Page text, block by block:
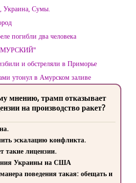
Украина, Сумы.
погибли два человека
и обстреляли в Приморье
утонул в Амурском заливе
мнению, трамп отказывает
на производство ракет?
эскалацию конфликта.
такие лицензии.
Украины на США
поведения такая: обещать и